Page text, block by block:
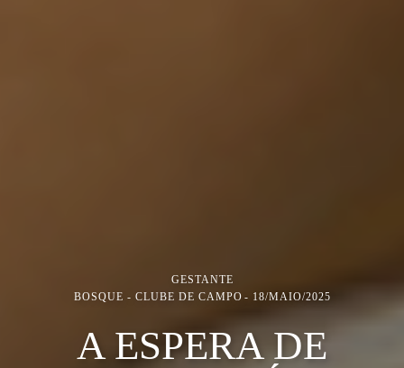
GESTANTE
BOSQUE - CLUBE DE CAMPO
18/MAIO/2025
A ESPERA DE